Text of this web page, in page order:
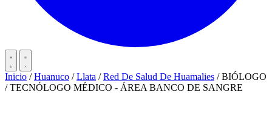
Inicio / Huanuco / Llata / Red De Salud De Huamalies / BIÓLOGO
/ TECNÓLOGO MÉDICO - ÁREA BANCO DE SANGRE